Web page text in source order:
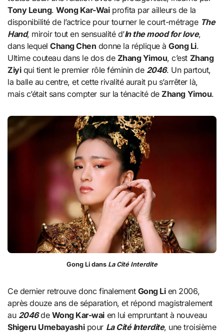
Tony Leung.Wong Kar-Waiprofita par ailleurs de la
disponibilité de l’actrice pour tourner le court-métrage The
Hand, miroir tout en sensualité d’In the mood for love,
dans lequelChang Chen donne la réplique àGong Li.
Ultime couteau dans le dos de Zhang Yimou, c’est Zhang
Ziyiqui tient le premier rôle féminin de 2046. Un partout,
la balle au centre, et cette rivalité aurait pu s’arrêter là,
mais c’était sans compter sur la ténacité deZhang Yimou.
Gong Li dans La Cité Interdite
Ce dernier retrouve donc finalement Gong Lien 2006,
après douze ans de séparation, et répond magistralement
au 2046de Wong Kar-wai en lui empruntant à nouveau
Shigeru Umebayashipour La Cité Interdite, une troisième